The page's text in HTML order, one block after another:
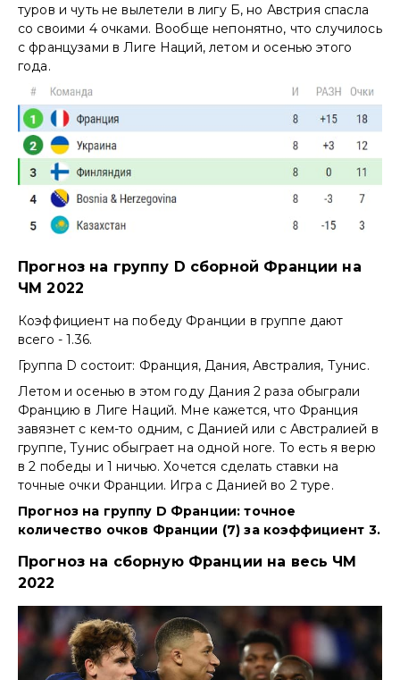
туров и чуть не вылетели в лигу Б, но Австрия спасла
со своими 4 очками. Вообще непонятно, что случилось
с французами в Лиге Наций, летом и осенью этого
года.
Прогноз на группу D сборной Франции на
ЧМ 2022
Коэффициент на победу Франции в группе дают
всего - 1.36.
Группа D состоит: Франция, Дания, Австралия, Тунис.
Летом и осенью в этом году Дания 2 раза обыграли
Францию в Лиге Наций. Мне кажется, что Франция
завязнет с кем-то одним, с Данией или с Австралией в
группе, Тунис обыграет на одной ноге. То есть я верю
в 2 победы и 1 ничью. Хочется сделать ставки на
точные очки Франции. Игра с Данией во 2 туре.
Прогноз на группу D Франции: точное
количество очков Франции (7) за коэффициент 3.
Прогноз на сборную Франции на весь ЧМ
2022